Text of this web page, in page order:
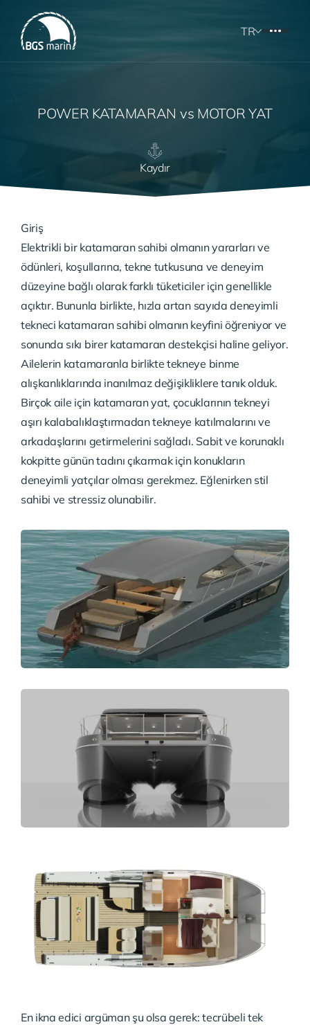
TR
POWER KATAMARAN vs MOTOR YAT
Kaydır
Giriş
Elektrikli bir katamaran sahibi olmanın yararları ve
ödünleri, koşullarına, tekne tutkusuna ve deneyim
düzeyine bağlı olarak farklı tüketiciler için genellikle
açıktır. Bununla birlikte, hızla artan sayıda deneyimli
tekneci katamaran sahibi olmanın keyfini öğreniyor ve
sonunda sıkı birer katamaran destekçisi haline geliyor.
Ailelerin katamaranla birlikte tekneye binme
alışkanlıklarında inanılmaz değişikliklere tanık olduk.
Birçok aile için katamaran yat, çocuklarının tekneyi
aşırı kalabalıklaştırmadan tekneye katılmalarını ve
arkadaşlarını getirmelerini sağladı. Sabit ve korunaklı
kokpitte günün tadını çıkarmak için konukların
deneyimli yatçılar olması gerekmez. Eğlenirken stil
sahibi ve stressiz olunabilir.
En ikna edici argüman şu olsa gerek: tecrübeli tek